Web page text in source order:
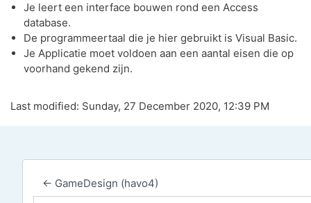
Je leert een interface bouwen rond een Access
database.
De programmeertaal die je hier gebruikt is Visual Basic.
Je Applicatie moet voldoen aan een aantal eisen die op
voorhand gekend zijn.
Last modified: Sunday, 27 December 2020, 12:39 PM
← GameDesign (havo4)